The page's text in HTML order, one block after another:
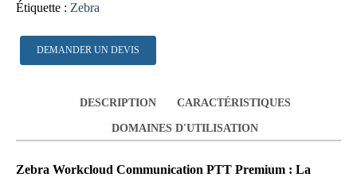
Étiquette : Zebra
DEMANDER UN DEVIS
DESCRIPTION CARACTÉRISTIQUES
DOMAINES D'UTILISATION
Zebra Workcloud Communication PTT Premium : La